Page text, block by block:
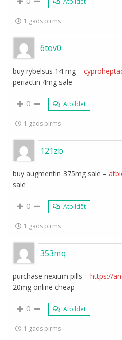
1 gads pirms
6tov0
buy rybelsus 14 mg –
periactin 4mg sale
0 Atbildēt
1 gads pirms
121zb
buy augmentin 375mg sale –
sale
0 Atbildēt
1 gads pirms
353mq
purchase nexium pills –https://
20mg online cheap
0 Atbildēt
1 gads pirms